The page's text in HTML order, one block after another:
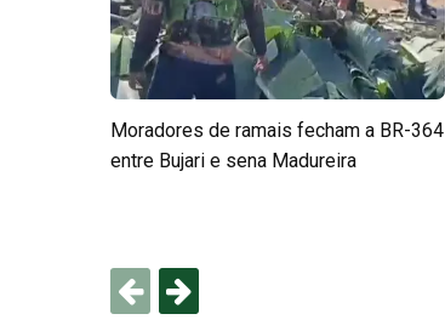
Moradores de ramais fecham a BR-364
entre Bujari e sena Madureira